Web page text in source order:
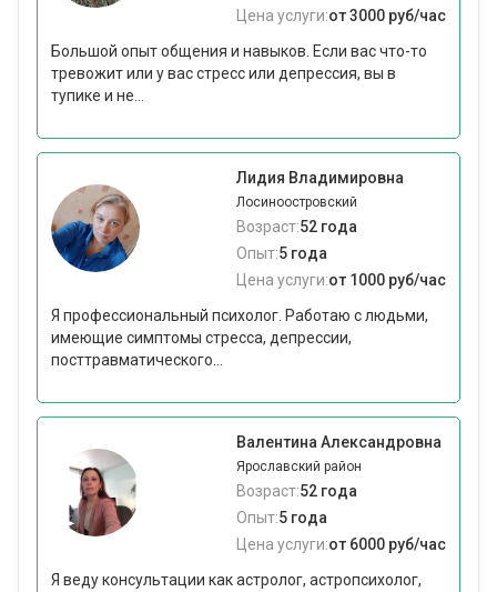
Цена услуги:от 3000 руб/час
Большой опыт общения и навыков. Если вас что-то
тревожит или у вас стресс или депрессия, вы в
тупике и не...
Лидия Владимировна
Лосиноостровский
Возраст:52 года
Опыт:5 года
Цена услуги:от 1000 руб/час
Я профессиональный психолог. Работаю с людьми,
имеющие симптомы стресса, депрессии,
посттравматического...
Валентина Александровна
Ярославский район
Возраст:52 года
Опыт:5 года
Цена услуги:от 6000 руб/час
Я веду консультации как астролог, астропсихолог,